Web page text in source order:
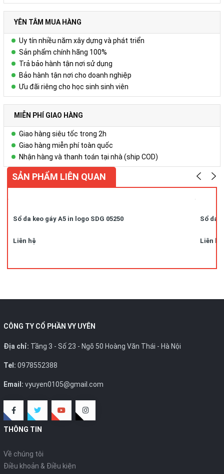
YÊN TÂM MUA HÀNG
Uy tín nhiều năm xây dựng và phát triển
Sản phẩm chính hãng 100%
Trả bảo hành tận nơi sử dụng
Bảo hành tận nơi cho doanh nghiệp
Ưu đãi riêng cho học sinh sinh viên
MIỄN PHÍ GIAO HÀNG
Giao hàng siêu tốc trong 2h
Giao hàng miễn phí toàn quốc
Nhận hàng và thanh toán tại nhà (ship COD)
SẢN PHẨM LIÊN QUAN
Sổ da keo gáy A5 in logo SDG 05250
Liên hệ
Sổ da
Liên hệ
CÔNG TY CỔ PHẦN VY UYÊN
Địa chỉ: Tầng 3 - Số 23 - Ngõ 50 Hoàng Văn Thái - Hà Nội
Tel: 0978552388
Email: vyuyen0105@gmail.com
THÔNG TIN
Về chúng tôi
Điều khoản & Điều kiện